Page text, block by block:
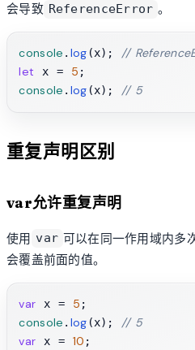
会导致 ReferenceError 。
console . log (x); //
let x = 5
console . log (x); // 5
重复声明区别
var允许重复声明
使用 var 可以在同一作用域内多
会覆盖前面的值。
var x = 5
console . log (x); // 5
var x = 10